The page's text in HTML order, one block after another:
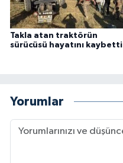
Takla atan traktörün
sürücüsü hayatını kaybetti
Yorumlar